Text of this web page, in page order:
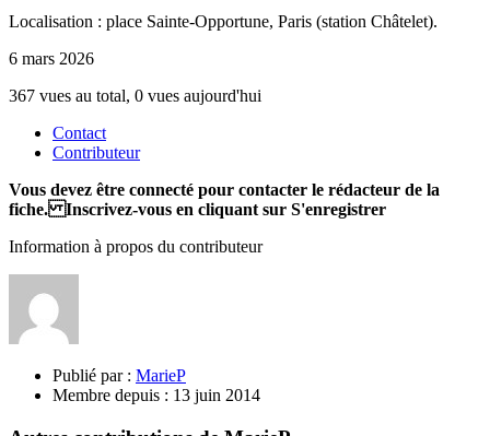
Localisation : place Sainte-Opportune, Paris (station Châtelet).
6 mars 2026
367 vues au total, 0 vues aujourd'hui
Contact
Contributeur
Vous devez être connecté pour contacter le rédacteur de la
fiche. Inscrivez-vous en cliquant sur S'enregistrer
Information à propos du contributeur
Publié par : MarieP
Membre depuis : 13 juin 2014